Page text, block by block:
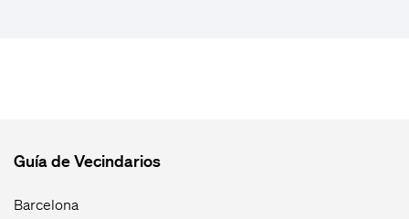
Guía de Vecindarios
Barcelona